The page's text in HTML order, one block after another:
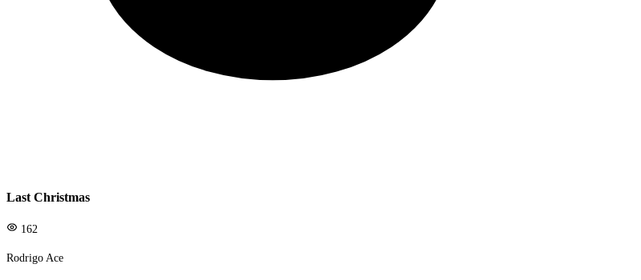
Last Christmas
162
Rodrigo Ace